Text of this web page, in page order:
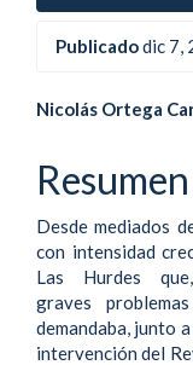
Publicadodic 7,
principal
del
artículo
Nicolás Ortega
Resumen
Desde mediados
con intensidad
Las Hurdes
graves
demandaba, junto
intervención del